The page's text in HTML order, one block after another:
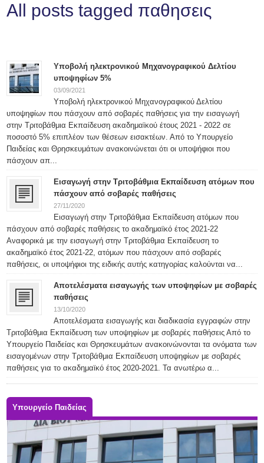
All posts tagged παθησεις
Υποβολή ηλεκτρονικού Μηχανογραφικού Δελτίου
υποψηφίων 5%
03/09/2021
Υποβολή ηλεκτρονικού Μηχανογραφικού Δελτίου
υποψηφίων που πάσχουν από σοβαρές παθήσεις για την εισαγωγή
στην Τριτοβάθμια Εκπαίδευση ακαδημαϊκού έτους 2021 - 2022 σε
ποσοστό 5% επιπλέον των θέσεων εισακτέων. Από το Υπουργείο
Παιδείας και Θρησκευμάτων ανακοινώνεται ότι οι υποψήφιοι που
πάσχουν απ...
Εισαγωγή στην Τριτοβάθμια Εκπαίδευση ατόμων που
πάσχουν από σοβαρές παθήσεις
27/11/2020
Εισαγωγή στην Τριτοβάθμια Εκπαίδευση ατόμων που
πάσχουν από σοβαρές παθήσεις το ακαδημαϊκό έτος 2021-22
Αναφορικά με την εισαγωγή στην Τριτοβάθμια Εκπαίδευση το
ακαδημαϊκό έτος 2021-22, ατόμων που πάσχουν από σοβαρές
παθήσεις, οι υποψήφιοι της ειδικής αυτής κατηγορίας καλούνται να...
Αποτελέσματα εισαγωγής των υποψηφίων με σοβαρές
παθήσεις
13/10/2020
Αποτελέσματα εισαγωγής και διαδικασία εγγραφών στην
Τριτοβάθμια Εκπαίδευση των υποψηφίων με σοβαρές παθήσεις Από το
Υπουργείο Παιδείας και Θρησκευμάτων ανακοινώνονται τα ονόματα των
εισαγομένων στην Τριτοβάθμια Εκπαίδευση υποψηφίων με σοβαρές
παθήσεις για το ακαδημαϊκό έτος 2020-2021. Τα ανωτέρω α...
Υπουργείο Παιδείας